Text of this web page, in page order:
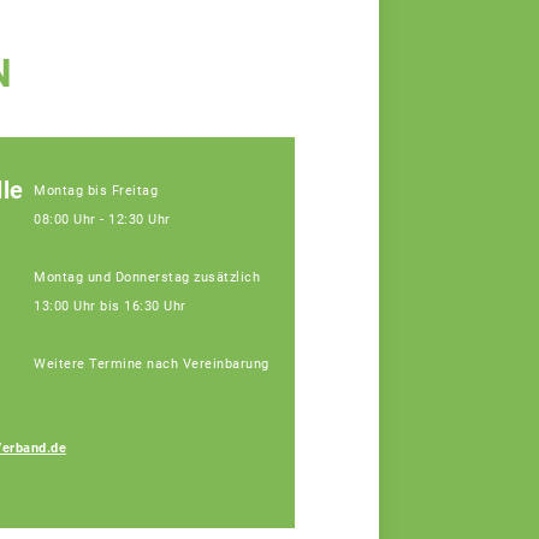
Montag bis Freitag
08:00 Uhr - 12:30 Uhr
Montag und Donnerstag zusätzlich
13:00 Uhr bis 16:30 Uhr
Weitere Termine nach Vereinbarung